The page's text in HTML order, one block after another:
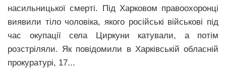
насильницької смерті. Під Харковом правоохоронці
виявили тіло чоловіка, якого російські військові під
час окупації села Циркуни катували, а потім
розстріляли. Як повідомили в Харківській обласній
прокуратурі, 17...